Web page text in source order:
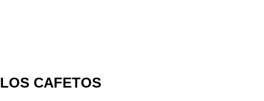
LOS CAFETOS